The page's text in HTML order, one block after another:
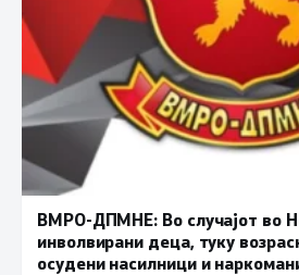
ВМРО-ДПМНЕ: Во случајот во
инволвирани деца, туку
осудени насилници и